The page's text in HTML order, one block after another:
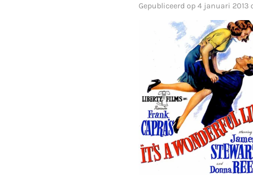
Gepubliceerd op 4 januari 2013